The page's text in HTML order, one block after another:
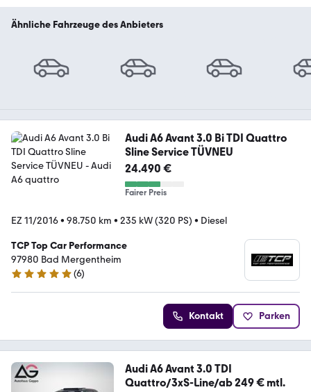
Ähnliche Fahrzeuge des Anbieters
Audi A6 Avant 3.0 Bi TDI Quattro
Sline Service TÜVNEU
24.490 €
Fairer Preis
EZ 11/2016• 98.750 km • 235 kW (320 PS) • Diesel
TCP Top Car Performance
97980 Bad Mergentheim
4.8 Sterne
(6)
Kontakt Parken
Audi A6 Avant 3.0 TDI
Quattro/3xS-Line/ab 249 € mtl.